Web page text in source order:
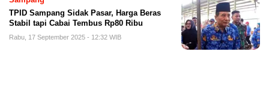
TPID Sampang Sidak Pasar, Harga Beras
Stabil tapi Cabai Tembus Rp80 Ribu
Rabu, 17 September 2025 - 12:32 WIB